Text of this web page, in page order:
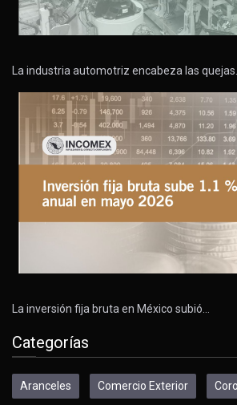
La industria automotriz encabeza las quejas…
La inversión fija bruta en México subió…
Categorías
Aranceles Comercio Exterior